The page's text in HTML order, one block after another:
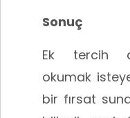
Sonuç
Ek tercih
okumak
bir fırsat